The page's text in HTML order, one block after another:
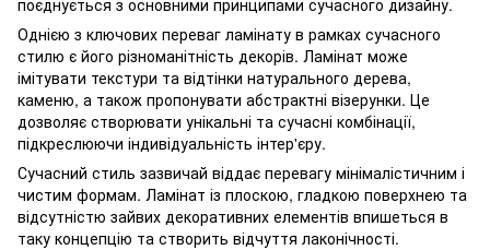
поєднується з основними принципами сучасного дизайну.
Однією з ключових переваг ламінату в рамках сучасного
стилю є його різноманітність декорів. Ламінат може
імітувати текстури та відтінки натурального дерева,
каменю, а також пропонувати абстрактні візерунки. Це
дозволяє створювати унікальні та сучасні комбінації,
підкреслюючи індивідуальність інтер'єру.
Сучасний стиль зазвичай віддає перевагу мінімалістичним і
чистим формам. Ламінат із плоскою, гладкою поверхнею та
відсутністю зайвих декоративних елементів впишеться в
таку концепцію та створить відчуття лаконічності.